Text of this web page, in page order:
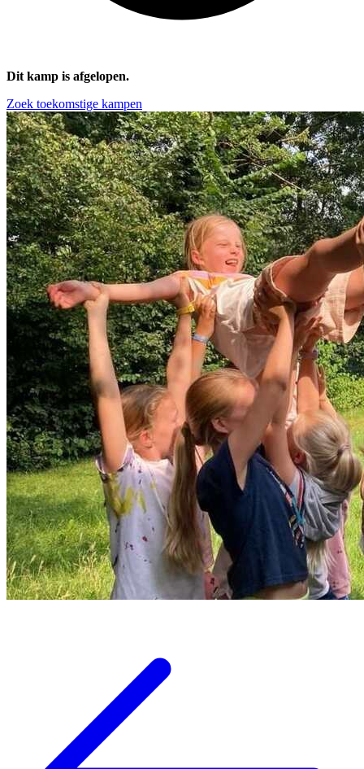
Dit kamp is afgelopen.
Zoek toekomstige kampen